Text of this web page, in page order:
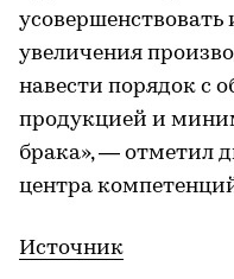
усовершенствовать
увеличения
навести порядок с
продукцией и
брака», — отметил
центра
Источник